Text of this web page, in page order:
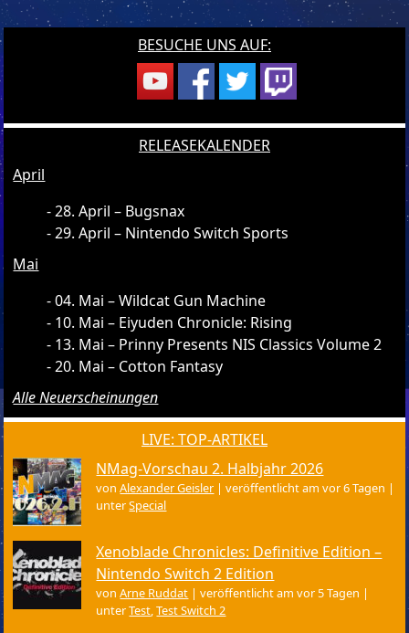
BESUCHE UNS AUF:
RELEASEKALENDER
April
28. April – Bugsnax
29. April – Nintendo Switch Sports
Mai
04. Mai – Wildcat Gun Machine
10. Mai – Eiyuden Chronicle: Rising
13. Mai – Prinny Presents NIS Classics Volume 2
20. Mai – Cotton Fantasy
Alle Neuerscheinungen
LIVE: TOP-ARTIKEL
NMag-Vorschau 2. Halbjahr 2026
vonAlexander Geisler |veröffentlicht am vor 6 Tagen |
unterSpecial
Xenoblade Chronicles: Definitive Edition –
Nintendo Switch 2 Edition
vonArne Ruddat |veröffentlicht am vor 5 Tagen |
unterTest ,Test Switch 2